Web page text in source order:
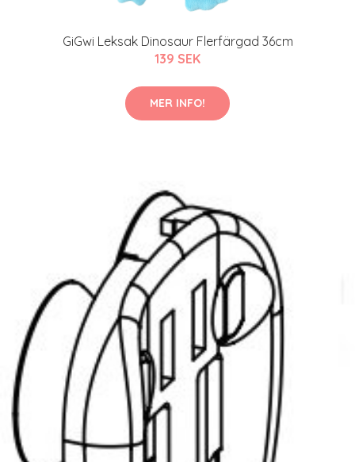
GiGwi Leksak Dinosaur Flerfärgad 36cm
139 SEK
MER INFO!